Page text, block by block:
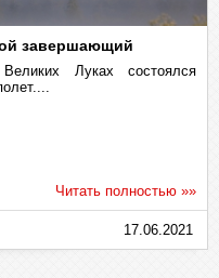
завершающий
Луках состоялся
Читать полностью »»
17.06.2021